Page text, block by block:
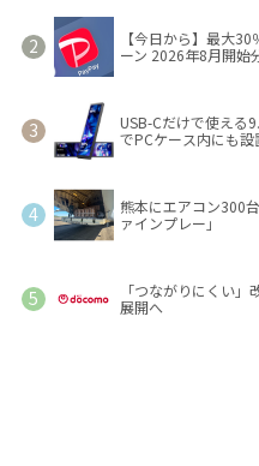
【今日から】最大
ーン 2026年8月開始
USB-Cだけで使える
でPCケース内にも設
熊本にエアコン300
ァインプレー」
「つながりにくい
展開へ